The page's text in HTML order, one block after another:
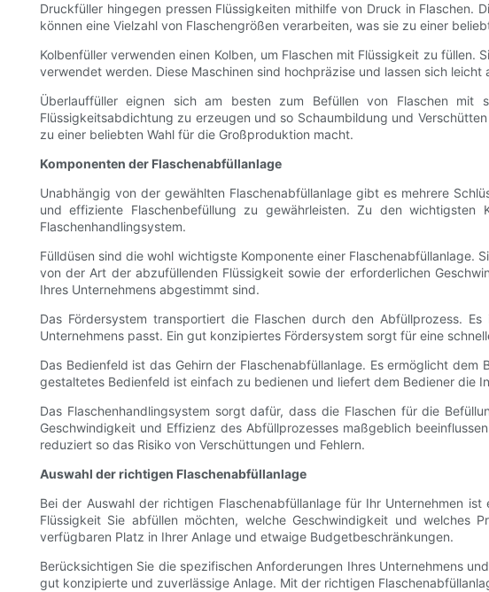
Druckfüller hingegen pressen Flüssigkeiten mithilfe von Druck in
können eine Vielzahl von Flaschengrößen verarbeiten, was sie zu einer
Kolbenfüller verwenden einen Kolben, um Flaschen mit Flüssigkeit zu
verwendet werden. Diese Maschinen sind hochpräzise und lassen sich
Überlauffüller eignen sich am besten zum Befüllen von Flaschen mit
Flüssigkeitsabdichtung zu erzeugen und so Schaumbildung und
zu einer beliebten Wahl für die Großproduktion macht.
Komponenten der Flaschenabfüllanlage
Unabhängig von der gewählten Flaschenabfüllanlage gibt es mehrere
und effiziente Flaschenbefüllung zu gewährleisten. Zu den wichtigsten
Flaschenhandlingsystem.
Fülldüsen sind die wohl wichtigste Komponente einer
von der Art der abzufüllenden Flüssigkeit sowie der erforderlichen
Ihres Unternehmens abgestimmt sind.
Das Fördersystem transportiert die Flaschen durch den Abfüllprozess.
Unternehmens passt. Ein gut konzipiertes Fördersystem sorgt für eine
Das Bedienfeld ist das Gehirn der Flaschenabfüllanlage. Es ermöglicht
gestaltetes Bedienfeld ist einfach zu bedienen und liefert dem Bediener die
Das Flaschenhandlingsystem sorgt dafür, dass die Flaschen für die
Geschwindigkeit und Effizienz des Abfüllprozesses maßgeblich
reduziert so das Risiko von Verschüttungen und Fehlern.
Auswahl der richtigen Flaschenabfüllanlage
Bei der Auswahl der richtigen Flaschenabfüllanlage für Ihr Unternehmen
Flüssigkeit Sie abfüllen möchten, welche Geschwindigkeit und welches
verfügbaren Platz in Ihrer Anlage und etwaige Budgetbeschränkungen.
Berücksichtigen Sie die spezifischen Anforderungen Ihres Unternehmens
gut konzipierte und zuverlässige Anlage. Mit der richtigen